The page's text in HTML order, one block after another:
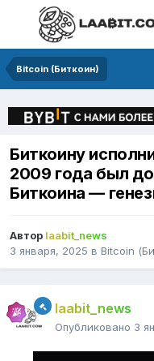
Bitcoin (Биткоин)
Биткоину
2009 года был
Биткоина —
Автор laabit_news
3 января, 2025 в Bitcoin
laabit_news
Опубликовано 3